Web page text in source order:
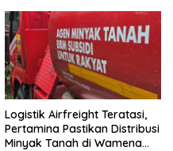
Logistik Airfreight Teratasi,
Pertamina Pastikan Distribusi
Minyak Tanah di Wamena